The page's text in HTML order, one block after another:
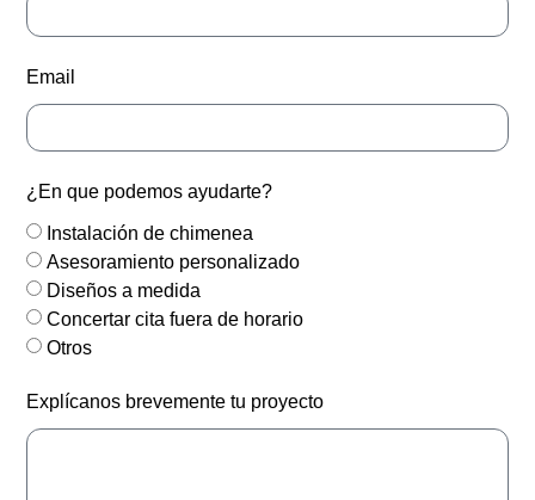
Email
¿En que podemos ayudarte?
Instalación de chimenea
Asesoramiento personalizado
Diseños a medida
Concertar cita fuera de horario
Otros
Explícanos brevemente tu proyecto